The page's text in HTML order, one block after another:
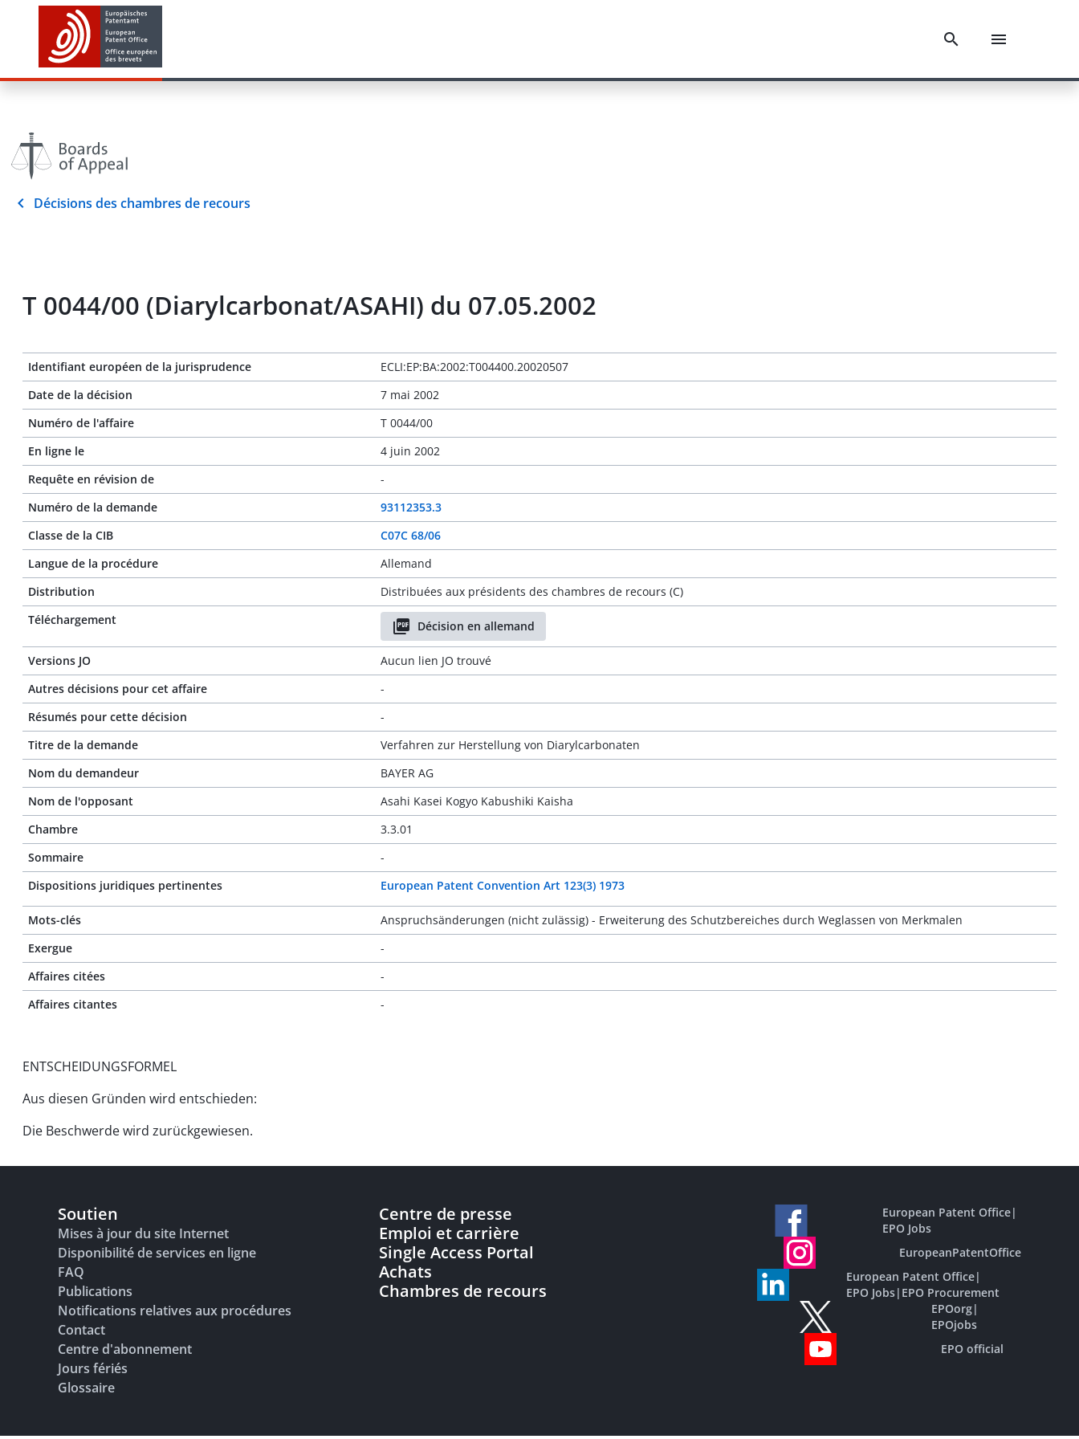
Décisions des chambres de recours
T 0044/00 (Diarylcarbonat/ASAHI) du 07.05.2002
Identifiant européen de la jurisprudence
ECLI:EP:BA:2002:T004400.20020507
Date de la décision
7 mai 2002
Numéro de l'affaire
T 0044/00
En ligne le
4 juin 2002
Requête en révision de
-
Numéro de la demande
93112353.3
Classe de la CIB
C07C 68/06
Langue de la procédure
Allemand
Distribution
Distribuées aux présidents des chambres de recours (C)
Téléchargement
Décision en allemand
Versions JO
Aucun lien JO trouvé
Autres décisions pour cet affaire
-
Résumés pour cette décision
-
Titre de la demande
Verfahren zur Herstellung von Diarylcarbonaten
Nom du demandeur
BAYER AG
Nom de l'opposant
Asahi Kasei Kogyo Kabushiki Kaisha
Chambre
3.3.01
Sommaire
-
Dispositions juridiques pertinentes
European Patent Convention Art 123(3) 1973
Mots-clés
Anspruchsänderungen (nicht zulässig) - Erweiterung des Schutzbereiches durch Weglassen von Merkmalen
Exergue
-
Affaires citées
-
Affaires citantes
-
ENTSCHEIDUNGSFORMEL
Aus diesen Gründen wird entschieden:
Die Beschwerde wird zurückgewiesen.
Soutien
Mises à jour du site Internet
Disponibilité de services en ligne
FAQ
Publications
Notifications relatives aux procédures
Contact
Centre d'abonnement
Jours fériés
Glossaire
Centre de presse
Emploi et carrière
Single Access Portal
Achats
Chambres de recours
European Patent Office|
EPO Jobs
EuropeanPatentOffice
European Patent Office|
EPO Jobs| EPO Procurement
EPOorg|
EPOjobs
EPO official